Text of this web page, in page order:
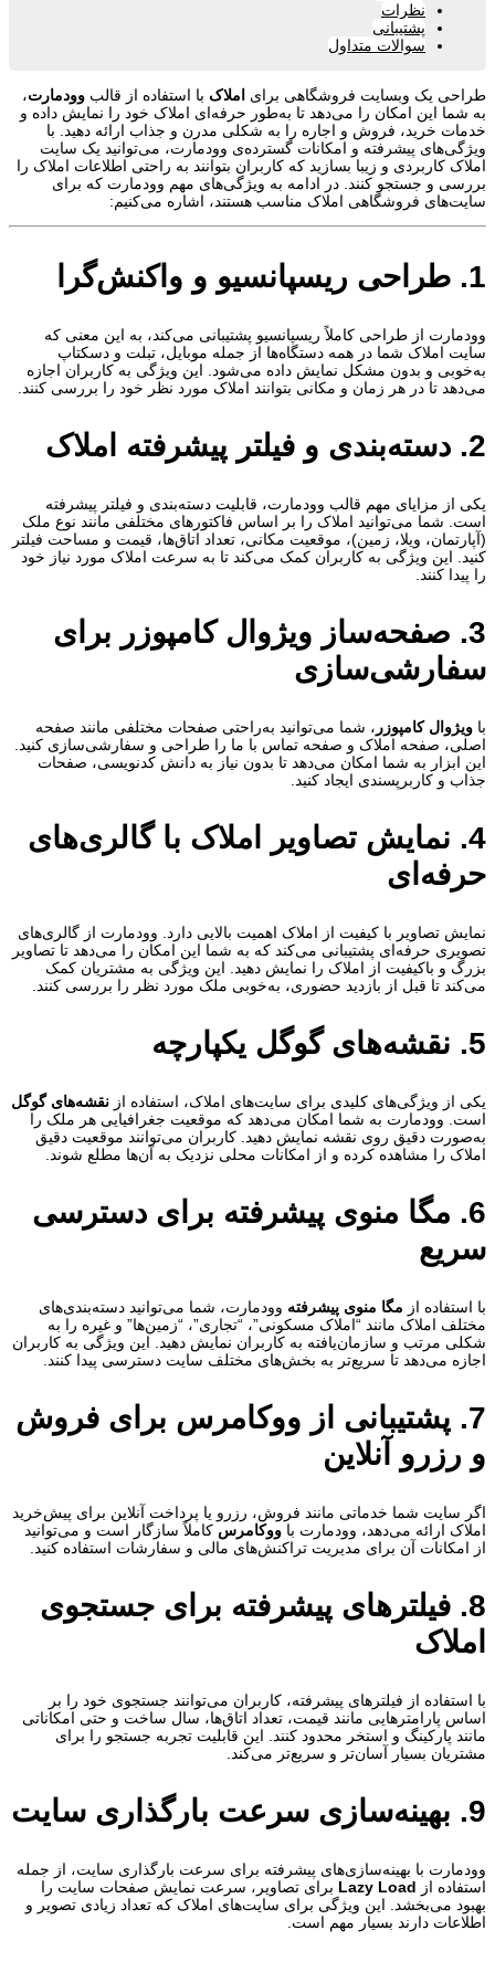
هاست دانلود
مناسب انتشار انواع فایل در اینترنت
جهت خریدهاست
سرور مجازی هلند
پینگ تایم مناسب و سرعت خیره کننده
ساخت سرور آمریکا در دو دیتاسنتر متفاوت
سرور مجازی آلمان
ارائه سرویس در ۳ دیتاسنتر متفاوت
سرور مجازی انگلیس
سرور مجازی لهستان
مناسب راه اندازی هرگونه سرویس اینترنتی
سرور مجازی هند
مورد علاقه فعالان بازارهای مالی و تریدرها
سرور مجازی سنگاپور
جهت خریدسرور مجازی مناسببه مشاوره نیاز دارید؟
ابزارهای کاربردی برای وب مستران
به مشاوره نیاز دارید؟
ارسال تیکت چت آنلاین 021-78372
نظرات
پشتیبانی
سوالات متداول
طراحی یک وبسایت فروشگاهی برای املاک با استفاده از قالب وودمارت،
به شما این امکان را می‌دهد تا به‌طور حرفه‌ای املاک خود را نمایش داده و
خدمات خرید، فروش و اجاره را به شکلی مدرن و جذاب ارائه دهید. با
ویژگی‌های پیشرفته و امکانات گسترده‌ی وودمارت، می‌توانید یک سایت
املاک کاربردی و زیبا بسازید که کاربران بتوانند به راحتی اطلاعات املاک را
بررسی و جستجو کنند. در ادامه به ویژگی‌های مهم وودمارت که برای
سایت‌های فروشگاهی املاک مناسب هستند، اشاره می‌کنیم:
1. طراحی ریسپانسیو و واکنش‌گرا
وودمارت از طراحی کاملاً ریسپانسیو پشتیبانی می‌کند، به این معنی که
سایت املاک شما در همه دستگاه‌ها از جمله موبایل، تبلت و دسکتاپ
به‌خوبی و بدون مشکل نمایش داده می‌شود. این ویژگی به کاربران اجازه
می‌دهد تا در هر زمان و مکانی بتوانند املاک مورد نظر خود را بررسی کنند.
2. دسته‌بندی و فیلتر پیشرفته املاک
یکی از مزایای مهم قالب وودمارت، قابلیت دسته‌بندی و فیلتر پیشرفته
است. شما می‌توانید املاک را بر اساس فاکتورهای مختلفی مانند نوع ملک
(آپارتمان، ویلا، زمین)، موقعیت مکانی، تعداد اتاق‌ها، قیمت و مساحت فیلتر
کنید. این ویژگی به کاربران کمک می‌کند تا به سرعت املاک مورد نیاز خود
را پیدا کنند.
3. صفحه‌ساز ویژوال کامپوزر برای
سفارشی‌سازی
با ویژوال کامپوزر ، شما می‌توانید به‌راحتی صفحات مختلفی مانند صفحه
اصلی، صفحه املاک و صفحه تماس با ما را طراحی و سفارشی‌سازی کنید.
این ابزار به شما امکان می‌دهد تا بدون نیاز به دانش کدنویسی، صفحات
جذاب و کاربرپسندی ایجاد کنید.
4. نمایش تصاویر املاک با گالری‌های
حرفه‌ای
نمایش تصاویر با کیفیت از املاک اهمیت بالایی دارد. وودمارت از گالری‌های
تصویری حرفه‌ای پشتیبانی می‌کند که به شما این امکان را می‌دهد تا تصاویر
بزرگ و باکیفیت از املاک را نمایش دهید. این ویژگی به مشتریان کمک
می‌کند تا قبل از بازدید حضوری، به‌خوبی ملک مورد نظر را بررسی کنند.
5. نقشه‌های گوگل یکپارچه
یکی از ویژگی‌های کلیدی برای سایت‌های املاک، استفاده از نقشه‌های گوگل
است. وودمارت به شما امکان می‌دهد که موقعیت جغرافیایی هر ملک را
به‌صورت دقیق روی نقشه نمایش دهید. کاربران می‌توانند موقعیت دقیق
املاک را مشاهده کرده و از امکانات محلی نزدیک به آن‌ها مطلع شوند.
6. مگا منوی پیشرفته برای دسترسی
سریع
با استفاده از مگا منوی پیشرفته وودمارت، شما می‌توانید دسته‌بندی‌های
مختلف املاک مانند “املاک مسکونی”، “تجاری”، “زمین‌ها” و غیره را به
شکلی مرتب و سازمان‌یافته به کاربران نمایش دهید. این ویژگی به کاربران
اجازه می‌دهد تا سریع‌تر به بخش‌های مختلف سایت دسترسی پیدا کنند.
7. پشتیبانی از ووکامرس برای فروش
و رزرو آنلاین
اگر سایت شما خدماتی مانند فروش، رزرو یا پرداخت آنلاین برای پیش‌خرید
املاک ارائه می‌دهد، وودمارت با ووکامرس کاملاً سازگار است و می‌توانید
از امکانات آن برای مدیریت تراکنش‌های مالی و سفارشات استفاده کنید.
8. فیلترهای پیشرفته برای جستجوی
املاک
با استفاده از فیلترهای پیشرفته، کاربران می‌توانند جستجوی خود را بر
اساس پارامترهایی مانند قیمت، تعداد اتاق‌ها، سال ساخت و حتی امکاناتی
مانند پارکینگ و استخر محدود کنند. این قابلیت تجربه جستجو را برای
مشتریان بسیار آسان‌تر و سریع‌تر می‌کند.
9. بهینه‌سازی سرعت بارگذاری سایت
وودمارت با بهینه‌سازی‌های پیشرفته برای سرعت بارگذاری سایت، از جمله
استفاده از Lazy Load برای تصاویر، سرعت نمایش صفحات سایت را
بهبود می‌بخشد. این ویژگی برای سایت‌های املاک که تعداد زیادی تصویر و
اطلاعات دارند بسیار مهم است.